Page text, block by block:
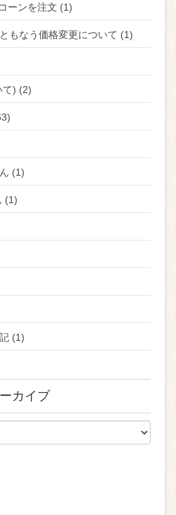
ーンを注文 (1)
もなう価格変更について (1)
て) (2)
(1)
(1)
(1)
カイブ